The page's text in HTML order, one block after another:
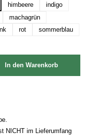
himbeere
indigo
machagrün
rot
sommerblau
In den Warenkorb
NICHT im Lieferumfang